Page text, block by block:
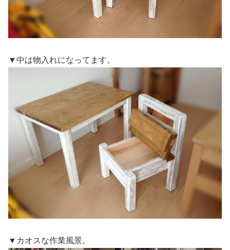
▼中は物入れになってます。
▼カオスな作業風景。